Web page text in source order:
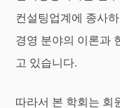
컨설팅업계에 종사
경영 분야의 이론과
고 있습니다.
따라서 본 학회는 회